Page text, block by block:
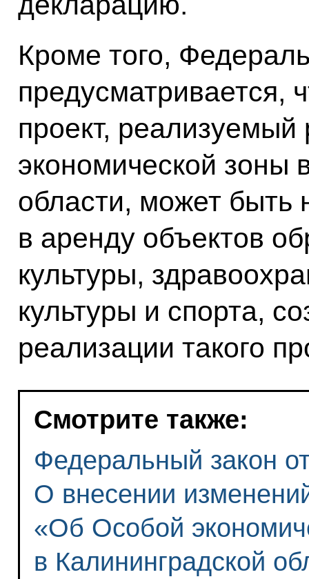
Кроме того,
предусматривается,
проект,
экономической зоны
области, может быть
в аренду объектов
культуры,
культуры и спорта,
реализации такого
Смотрите также:
Федеральный закон
О внесении
«Об Особой
в Калининградской